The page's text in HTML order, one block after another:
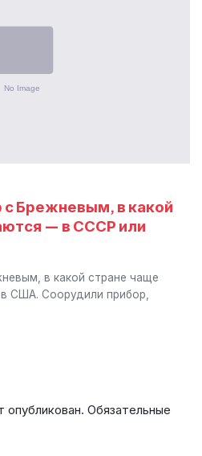
Брежневым, в какой
— в СССР или
в какой стране чаще
США. Соорудили прибор,
опубликован. Обязательные